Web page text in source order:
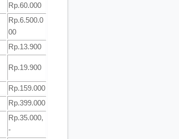
Rp.60.000
Rp.6.500.0
00
Rp.13.900
Rp.19.900
Rp.159.000
Rp.399.000
Rp.35.000,
-